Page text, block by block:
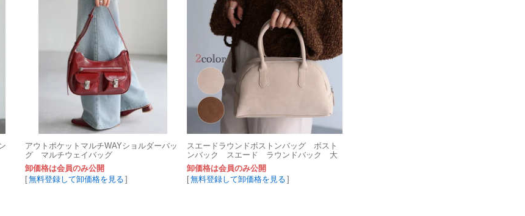
アウトポケットマルチWAYショルダーバッ
グ マルチウェイバッグ
卸価格は会員のみ公開
[無料登録して卸価格を見る ]
スエードラウンドボストンバッグ ボスト
ンバック スエード ラウンドバック 大
人カジュアル
卸価格は会員のみ公開
[無料登録して卸価格を見る ]